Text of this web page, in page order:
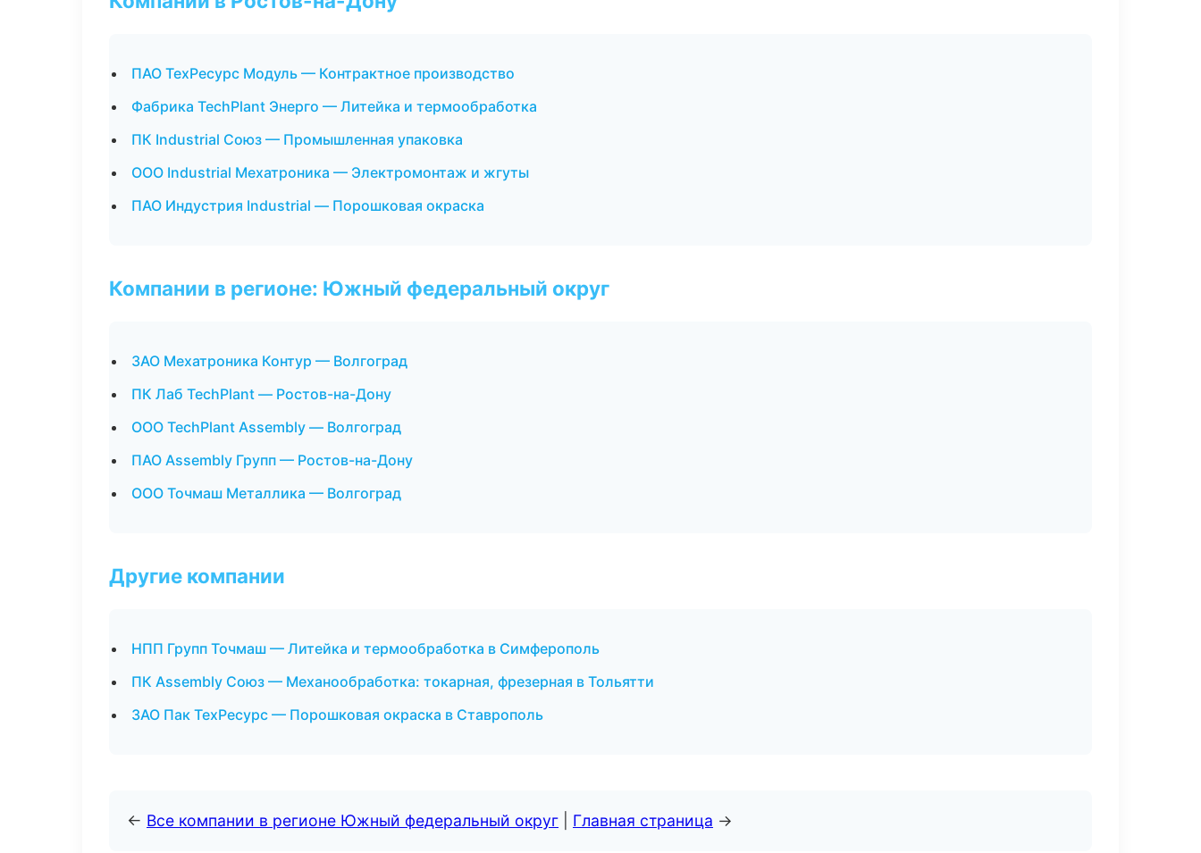
ПАО ТехРесурс Модуль — Контрактное производство
Фабрика TechPlant Энерго — Литейка и термообработка
ПК Industrial Союз — Промышленная упаковка
ООО Industrial Мехатроника — Электромонтаж и жгуты
ПАО Индустрия Industrial — Порошковая окраска
Компании в регионе: Южный федеральный округ
ЗАО Мехатроника Контур — Волгоград
ПК Лаб TechPlant — Ростов-на-Дону
ООО TechPlant Assembly — Волгоград
ПАО Assembly Групп — Ростов-на-Дону
ООО Точмаш Металлика — Волгоград
Другие компании
НПП Групп Точмаш — Литейка и термообработка в Симферополь
ПК Assembly Союз — Механообработка: токарная, фрезерная в Тольятти
ЗАО Пак ТехРесурс — Порошковая окраска в Ставрополь
← Все компании в регионе Южный федеральный округ Главная страница →